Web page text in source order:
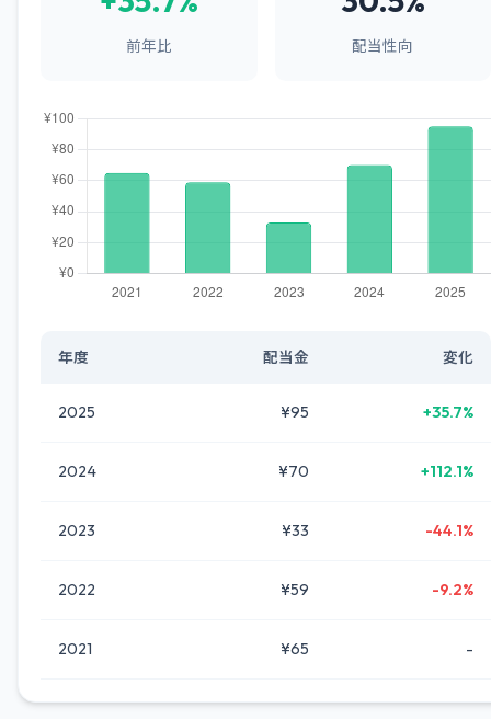
前年比 配当性向
年度 配当金 変化
2025 ¥95 +35.7%
2024 ¥70 +112.1%
2023 ¥33 -44.1%
2022 ¥59 -9.2%
2021 ¥65 -